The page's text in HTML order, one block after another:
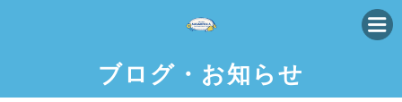
ブログ・お知らせ